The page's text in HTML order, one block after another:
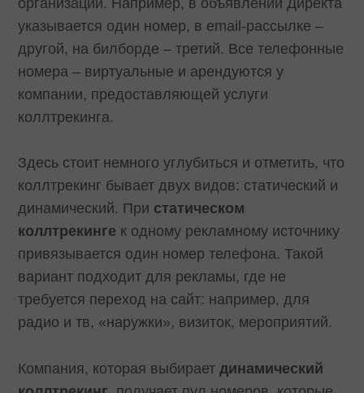
указывается один номер, в email-рассылке –
другой, на билборде – третий. Все телефонные
номера – виртуальные и арендуются у
компании, предоставляющей услуги
коллтрекинга.
Здесь стоит немного углубиться и отметить, что
коллтрекинг бывает двух видов: статический и
динамический. При статическом
коллтрекинге к одному рекламному источнику
привязывается один номер телефона. Такой
вариант подходит для рекламы, где не
требуется переход на сайт: например, для
радио и тв, «наружки», визиток, мероприятий.
Компания, которая выбираетдинамический